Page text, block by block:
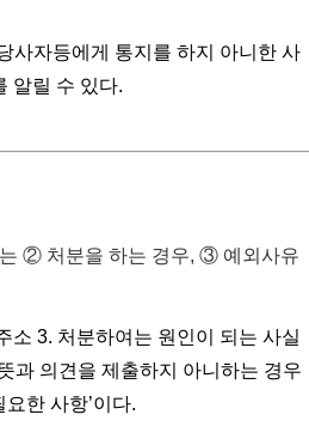
사자등에게 통지를 하지 아니한 사
알릴 수 있다.
② 처분을 하는 경우, ③ 예외사유
소 3. 처분하여는 원인이 되는 사실
과 의견을 제출하지 아니하는 경우
한 사항’이다.